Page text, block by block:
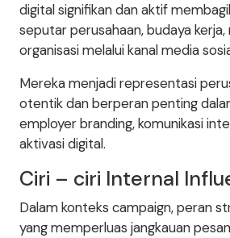
digital signifikan dan aktif
seputar perusahaan, budaya
organisasi melalui kanal media
Mereka menjadi representasi
otentik dan berperan penting
employer branding, komunikasi
aktivasi digital.
Ciri – ciri Internal
Dalam konteks campaign, peran
yang memperluas jangkauan